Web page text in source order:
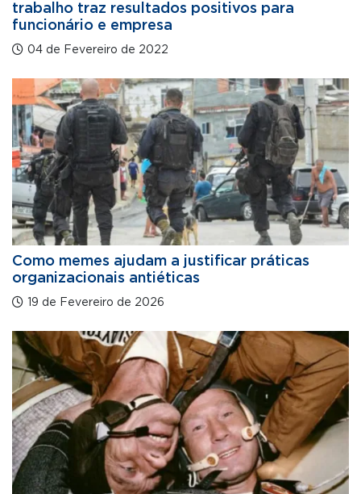
trabalho traz resultados positivos para
funcionário e empresa
04 de Fevereiro de 2022
Como memes ajudam a justificar práticas
organizacionais antiéticas
19 de Fevereiro de 2026